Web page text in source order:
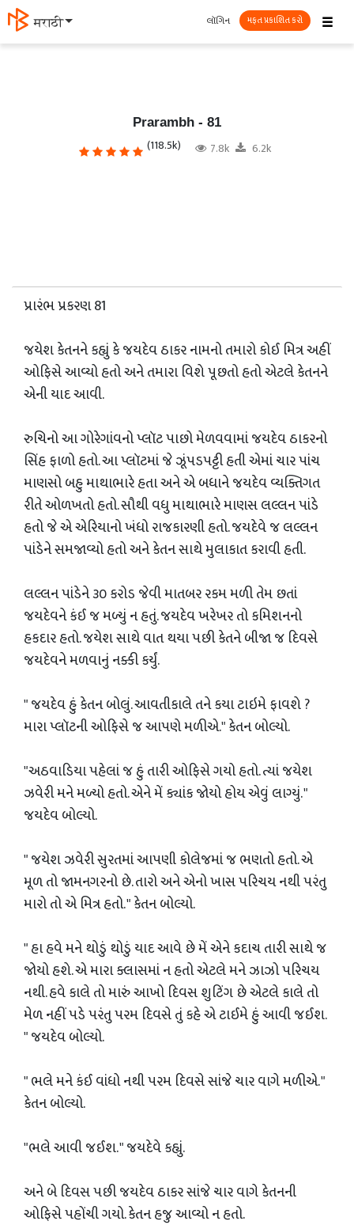
தமிழ் ☰
લૉગિન મફત પ્રકાશિત કરો
Prarambh - 81
(118.5k) 7.8k 6.2k
પ્રારંભ પ્રકરણ 81
જયેશ કેતનને કહ્યું કે જયદેવ ઠાકર નામનો તમારો કોઈ મિત્ર અહીં
ઓફિસે આવ્યો હતો અને તમારા વિશે પૂછતો હતો એટલે કેતનને
એની યાદ આવી.
રુચિનો આ ગોરેગાંવનો પ્લૉટ પાછો મેળવવામાં જયદેવ ઠાકરનો
સિંહ ફાળો હતો. આ પ્લૉટમાં જે ઝૂંપડપટ્ટી હતી એમાં ચાર પાંચ
માણસો બહુ માથાભારે હતા અને એ બધાને જયદેવ વ્યક્તિગત
રીતે ઓળખતો હતો. સૌથી વધુ માથાભારે માણસ લલ્લન પાંડે
હતો જે એ એરિયાનો ખંધો રાજકારણી હતો. જયદેવે જ લલ્લન
પાંડેને સમજાવ્યો હતો અને કેતન સાથે મુલાકાત કરાવી હતી.
લલ્લન પાંડેને ૩૦ કરોડ જેવી માતબર રકમ મળી તેમ છતાં
જયદેવને કંઈ જ મળ્યું ન હતું. જયદેવ ખરેખર તો કમિશનનો
હકદાર હતો. જયેશ સાથે વાત થયા પછી કેતને બીજા જ દિવસે
જયદેવને મળવાનું નક્કી કર્યું.
" જયદેવ હું કેતન બોલું. આવતીકાલે તને કયા ટાઇમે ફાવશે ?
મારા પ્લૉટની ઓફિસે જ આપણે મળીએ." કેતન બોલ્યો.
"અઠવાડિયા પહેલાં જ હું તારી ઓફિસે ગયો હતો. ત્યાં જયેશ
ઝવેરી મને મળ્યો હતો. એને મેં ક્યાંક જોયો હોય એવું લાગ્યું. "
જયદેવ બોલ્યો.
" જયેશ ઝવેરી સુરતમાં આપણી કોલેજમાં જ ભણતો હતો. એ
મૂળ તો જામનગરનો છે. તારો અને એનો ખાસ પરિચય નથી પરંતુ
મારો તો એ મિત્ર હતો. " કેતન બોલ્યો.
" હા હવે મને થોડું થોડું યાદ આવે છે મેં એને કદાચ તારી સાથે જ
જોયો હશે. એ મારા ક્લાસમાં ન હતો એટલે મને ઝાઝો પરિચય
નથી. હવે કાલે તો મારું આખો દિવસ શુટિંગ છે એટલે કાલે તો
મેળ નહીં પડે પરંતુ પરમ દિવસે તું કહે એ ટાઈમે હું આવી જઈશ.
" જયદેવ બોલ્યો.
" ભલે મને કંઈ વાંધો નથી પરમ દિવસે સાંજે ચાર વાગે મળીએ. "
કેતન બોલ્યો.
"ભલે આવી જઈશ. " જયદેવે કહ્યું.
અને બે દિવસ પછી જયદેવ ઠાકર સાંજે ચાર વાગે કેતનની
ઓફિસે પહોંચી ગયો. કેતન હજુ આવ્યો ન હતો.